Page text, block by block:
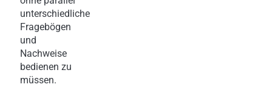
unterschiedliche
Fragebögen
und
Nachweise
bedienen zu
müssen.